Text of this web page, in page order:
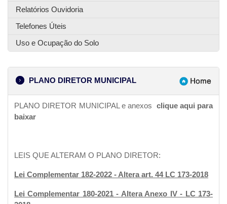
Relatórios Ouvidoria
Telefones Úteis
Uso e Ocupação do Solo
PLANO DIRETOR MUNICIPAL
PLANO DIRETOR MUNICIPAL e anexos clique aqui para
baixar
LEIS QUE ALTERAM O PLANO DIRETOR:
Lei Complementar 182-2022 - Altera art. 44 LC 173-2018
Lei Complementar 180-2021 - Altera Anexo IV - LC 173-